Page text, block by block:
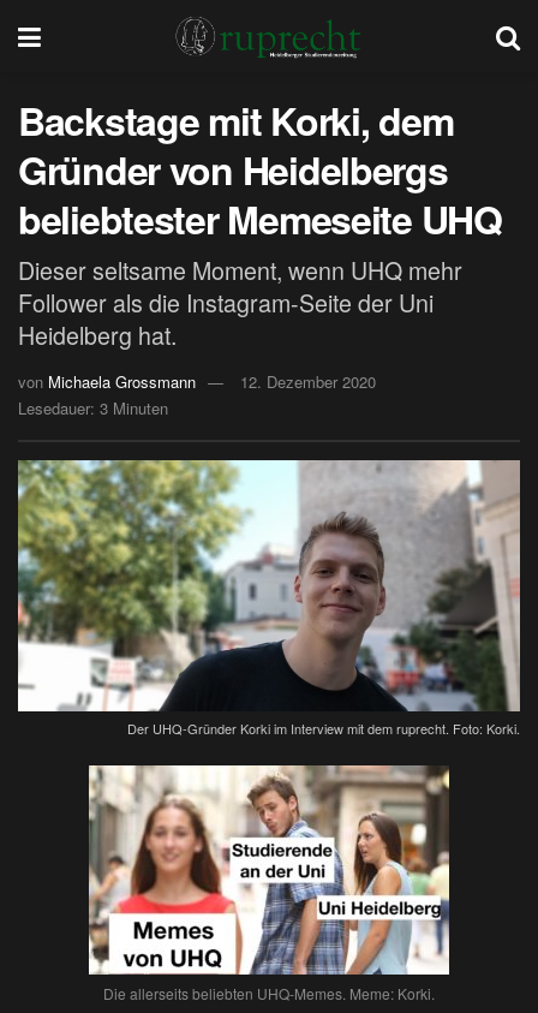
Backstage mit Korki, dem
Gründer von Heidelbergs
beliebtester Memeseite UHQ
Dieser seltsame Moment, wenn UHQ mehr
Follower als die Instagram-Seite der Uni
Heidelberg hat.
von Michaela Grossmann
12. Dezember 2020
Lesedauer: 3 Minuten
Der UHQ-Gründer Korki im Interview mit dem ruprecht. Foto: Korki.
Die allerseits beliebten UHQ-Memes. Meme: Korki.